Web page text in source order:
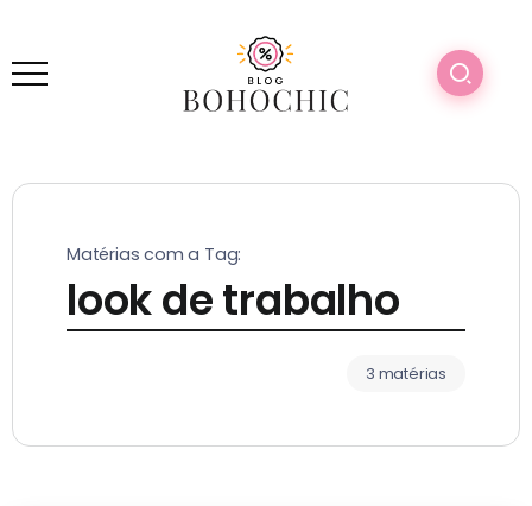
Matérias com a Tag:
look de trabalho
3 matérias